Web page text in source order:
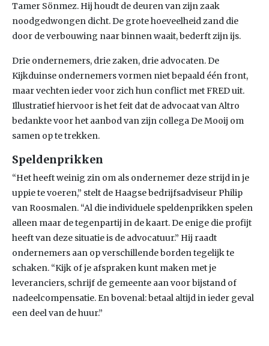
Tamer Sönmez. Hij houdt de deuren van zijn zaak
noodgedwongen dicht. De grote hoeveelheid zand die
door de verbouwing naar binnen waait, bederft zijn ijs.
Drie ondernemers, drie zaken, drie advocaten. De
Kijkduinse ondernemers vormen niet bepaald één front,
maar vechten ieder voor zich hun conflict met FRED uit.
Illustratief hiervoor is het feit dat de advocaat van Altro
bedankte voor het aanbod van zijn collega De Mooij om
samen op te trekken.
Speldenprikken
“Het heeft weinig zin om als ondernemer deze strijd in je
uppie te voeren,” stelt de Haagse bedrijfsadviseur Philip
van Roosmalen. “Al die individuele speldenprikken spelen
alleen maar de tegenpartij in de kaart. De enige die profijt
heeft van deze situatie is de advocatuur.” Hij raadt
ondernemers aan op verschillende borden tegelijk te
schaken. “Kijk of je afspraken kunt maken met je
leveranciers, schrijf de gemeente aan voor bijstand of
nadeelcompensatie. En bovenal: betaal altijd in ieder geval
een deel van de huur.”